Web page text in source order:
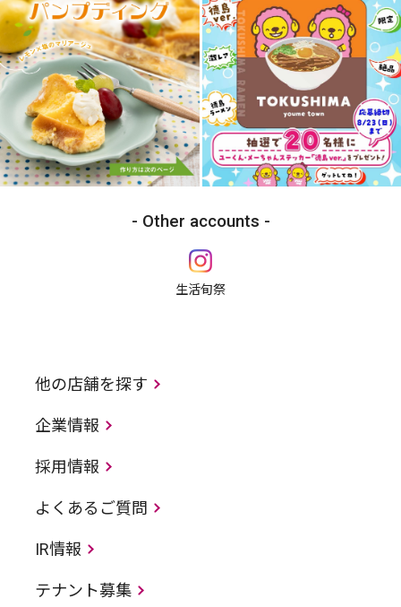
Other accounts
生活旬祭
他の店舗を探す
企業情報
採用情報
よくあるご質問
IR情報
テナント募集